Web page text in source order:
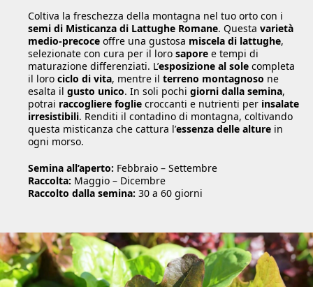
Coltiva la freschezza della montagna nel tuo orto con i
semi di Misticanza di Lattughe Romane. Questa varietà
medio-precoce offre una gustosa miscela di lattughe,
selezionate con cura per il loro sapore e tempi di
maturazione differenziati. L’esposizione al sole completa
il loro ciclo di vita, mentre il terreno montagnoso ne
esalta il gusto unico. In soli pochi giorni dalla semina,
potrai raccogliere foglie croccanti e nutrienti per insalate
irresistibili. Renditi il contadino di montagna, coltivando
questa misticanza che cattura l’essenza delle alture in
ogni morso.
Semina all’aperto: Febbraio – Settembre
Raccolta: Maggio – Dicembre
Raccolto dalla semina: 30 a 60 giorni